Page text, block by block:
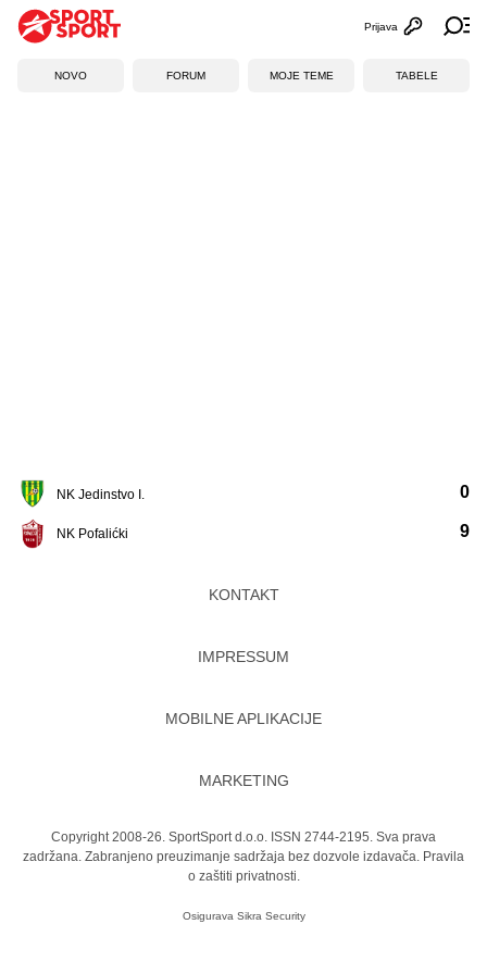
Otvori
Prijava
NOVO FORUM MOJE TEME TABELE
NK Jedinstvo I.
NK Pofalićki
0
9
KONTAKT
IMPRESSUM
MOBILNE APLIKACIJE
MARKETING
Copyright 2008-26. SportSport d.o.o. ISSN 2744-2195. Sva prava
zadržana. Zabranjeno preuzimanje sadržaja bez dozvole izdavača. Pravila
o zaštiti privatnosti.
Osigurava Sikra Security